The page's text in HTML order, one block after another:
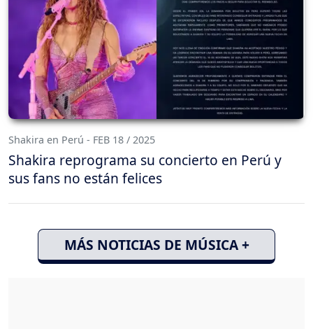
Shakira en Perú - FEB 18 / 2025
Shakira reprograma su concierto en Perú y
sus fans no están felices
MÁS NOTICIAS DE MÚSICA +